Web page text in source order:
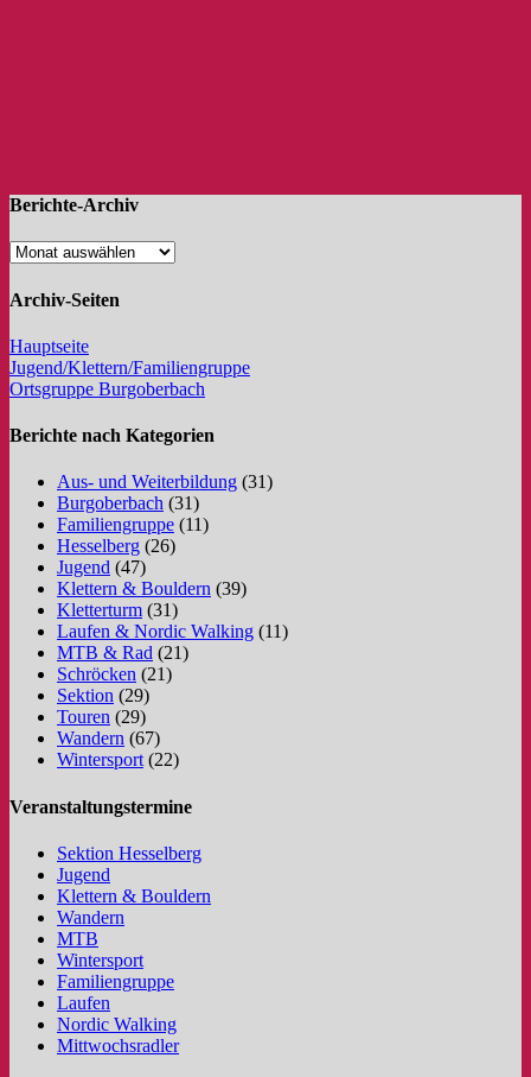
Berichte-Archiv
Archiv-Seiten
Hauptseite
Jugend/Klettern/Familiengruppe
Ortsgruppe Burgoberbach
Berichte nach Kategorien
Aus- und Weiterbildung (31)
Burgoberbach (31)
Familiengruppe (11)
Hesselberg (26)
Jugend (47)
Klettern & Bouldern (39)
Kletterturm (31)
Laufen & Nordic Walking (11)
MTB & Rad (21)
Schröcken (21)
Sektion (29)
Touren (29)
Wandern (67)
Wintersport (22)
Veranstaltungstermine
Sektion Hesselberg
Jugend
Klettern & Bouldern
Wandern
MTB
Wintersport
Familiengruppe
Laufen
Nordic Walking
Mittwochsradler